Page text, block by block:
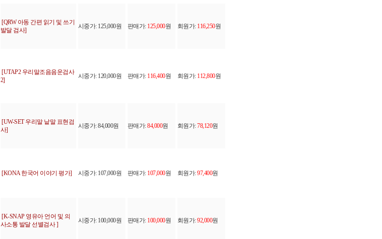
[QRW 아동 간편 읽기 및 쓰기
발달 검사]
시중가: 125,000원 판매가: 125,000원 회원가: 116,250원
[UTAP2 우리말조음음운검사
2]
시중가: 120,000원 판매가: 116,400원 회원가: 112,800원
[UW-SET 우리말 낱말 표현검
사]
시중가: 84,000원 판매가:84,000원 회원가:78,120원
[KONA 한국어 이야기 평가] 시중가: 107,000원 판매가: 107,000원 회원가:97,400원
[K-SNAP 영유아 언어 및 의
사소통 발달 선별검사 ]
시중가: 100,000원 판매가: 100,000원 회원가:92,000원